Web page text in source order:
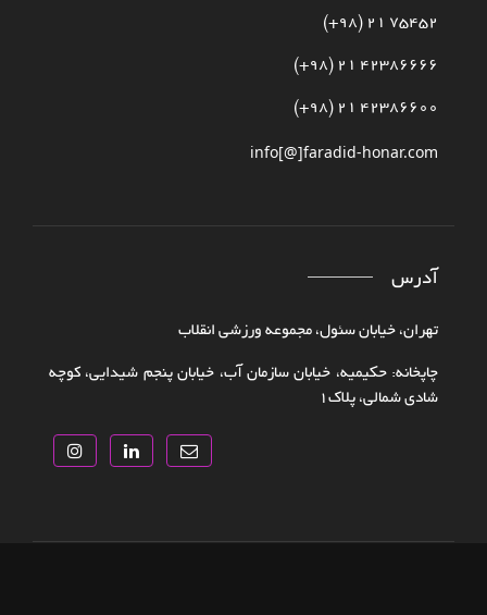
75452 21 (98+)
42386666 21 (98+)
42386600 21 (98+)
info[@]faradid-honar.com
آدرس
تهران، خیابان سئول، مجموعه ورزشی انقلاب
چاپخانه: حکیمیه، خیابان سازمان آب، خیابان پنجم شیدایی، کوچه
شادی شمالی، پلاک‌۱